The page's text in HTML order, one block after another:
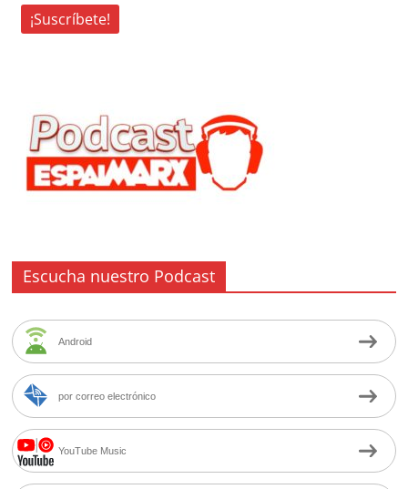
Escucha nuestro Podcast
Android
por correo electrónico
YouTube Music